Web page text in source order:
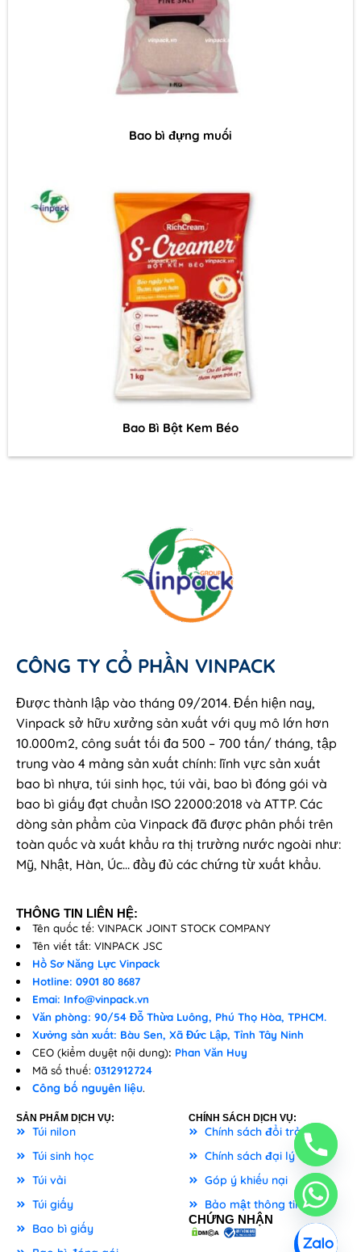
Bao bì đựng muối
Bao Bì Bột Kem Béo
CÔNG TY CỔ PHẦN VINPACK
Được thành lập vào tháng 09/2014. Đến hiện nay,
Vinpack sở hữu xưởng sản xuất với quy mô lớn hơn
10.000m2, công suất tối đa 500 – 700 tấn/ tháng, tập
trung vào 4 mảng sản xuất chính: lĩnh vực sản xuất
bao bì nhựa, túi sinh học, túi vải, bao bì đóng gói và
bao bì giấy đạt chuẩn ISO 22000:2018 và ATTP. Các
dòng sản phẩm của Vinpack đã được phân phối trên
toàn quốc và xuất khẩu ra thị trường nước ngoài như:
Mỹ, Nhật, Hàn, Úc… đầy đủ các chứng từ xuất khẩu.
THÔNG TIN LIÊN HỆ:
Tên quốc tế: VINPACK JOINT STOCK COMPANY
Tên viết tắt: VINPACK JSC
Hồ Sơ Năng Lực Vinpack
Hotline: 0901 80 8687
Emai: Info@vinpack.vn
Văn phòng: 90/54 Đỗ Thừa Luông, Phú Thọ Hòa, TPHCM.
Xưởng sản xuất: Bàu Sen, Xã Đức Lập, Tỉnh Tây Ninh
CEO (kiểm duyệt nội dung): Phan Văn Huy
Mã số thuế: 0312912724
Công bố nguyên liệu.
SẢN PHẨM DỊCH VỤ:
Túi nilon
Túi sinh học
Túi vải
Túi giấy
Bao bì giấy
CHÍNH SÁCH DỊCH VỤ:
Chính sách đổi trả
Chính sách đại lý
Góp ý khiếu nại
Bảo mật thông tin
CHỨNG NHẬN